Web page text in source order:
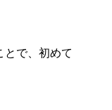
とで、初めて